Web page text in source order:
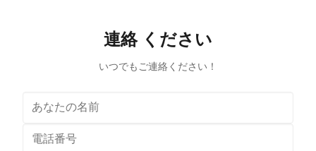
effectiveness and efficiency. The addition of heat in a
連絡 ください
いつでもご連絡ください！